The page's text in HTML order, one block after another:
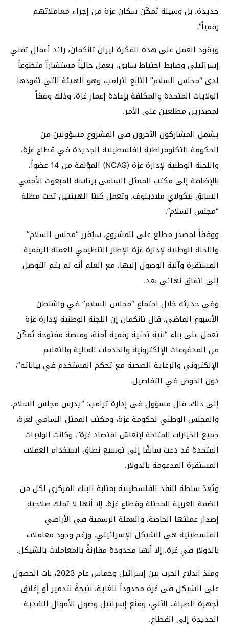
جديدة، بل وسيلة تُمكّن سكان غزة من إجراء معاملاتهم
رقمياً”.
ويقود العمل على هذه الفكرة ليران تانكمان، رائد أعمال تقني
إسرائيلي وضابط احتياط سابق، يعمل حالياً مستشاراً متطوعاً
لدى “مجلس السلام” التابع لترامب، وهو الهيئة التي تقودها
الولايات المتحدة والمكلفة بإعادة إعمار غزة، وذلك وفقاً
لمصدرين مطلعين على الأمر.
يشمل المشاركون الآخرون في المشروع مسؤولين من
الحكومة التكنوقراطية الفلسطينية الجديدة في قطاع غزة،
واللجنة الوطنية لإدارة غزة (NCAG) المؤلفة من 14 عضواً،
بالإضافة إلى مكتب الممثل السامي برئاسة المبعوث الأممي
السابق نيكولاي ملادينوف. وتعمل كلتا الهيئتين تحت مظلة
“مجلس السلام”.
ووفقاً لمصدر مطلع على المشروع، سيُقرر “مجلس السلام”
واللجنة الوطنية لإدارة غزة الإطار التنظيمي للعملة الرقمية
المستقرة وآلية الوصول إليها، مع العلم أنه لم يتم التوصل
إلى اتفاق نهائي بعد.
وفي حديثه خلال اجتماع “مجلس السلام” في واشنطن
الأسبوع الماضي، قال تانكمان إن اللجنة الوطنية لإدارة غزة
تعمل على بناء “بنية تحتية رقمية آمنة، ومنصة مفتوحة تُمكّن
من المدفوعات الإلكترونية والخدمات المالية والتعليم
الإلكتروني والرعاية الصحية مع تحكم المستخدم في بياناته”،
دون الخوض في التفاصيل.
إلى ذلك، قال مسؤول في إدارة ترامب: “يدرس مجلس السلام،
والمجلس الوطني لحكومة غزة، ومكتب الممثل السامي لغزة،
جميع الخيارات المتاحة لإنعاش اقتصاد غزة”. وكانت الولايات
المتحدة قد دعت سابقًا إلى توسيع نطاق استخدام العملات
المستقرة المدعومة بالدولار.
وتُعدّ سلطة النقد الفلسطينية بمثابة البنك المركزي لكل من
الضفة الغربية المحتلة وقطاع غزة. إلا أنها لا تملك صلاحية
إصدار عملتها الخاصة، والعملة الرسمية في الأراضي
الفلسطينية هي الشيكل الإسرائيلي. ورغم وجود معاملات
بالدولار في غزة، إلا أنها محدودة مقارنةً بالمعاملات بالشيكل.
ومنذ اندلاع الحرب بين إسرائيل وحماس عام 2023، بات الحصول
على الشيكل في غزة محدوداً للغاية، نتيجةً لتدمير أو إغلاق
أجهزة الصراف الآلي، ومنع إسرائيل وصول الأموال النقدية
الجديدة إلى القطاع.